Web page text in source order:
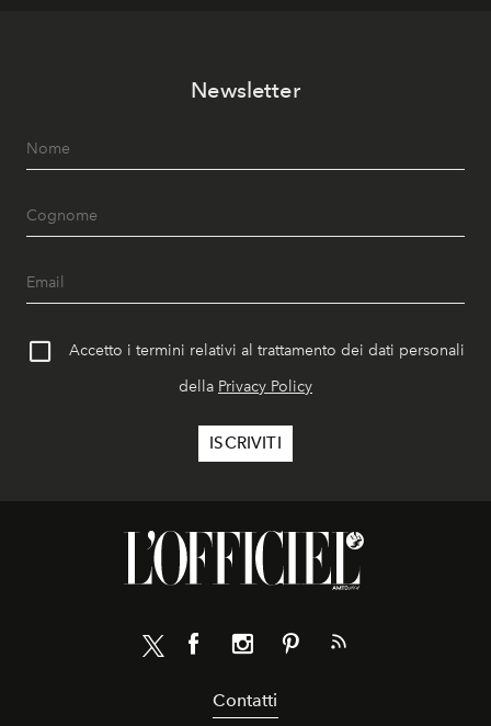
Newsletter
Accetto i termini relativi al trattamento dei dati personali
della Privacy Policy
Contatti